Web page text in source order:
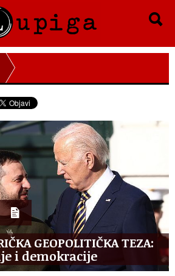
GEOPOLITIČKA TEZA:
i demokracije